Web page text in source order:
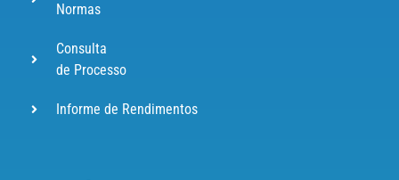
Normas
Consulta
de Processo
Informe de Rendimentos